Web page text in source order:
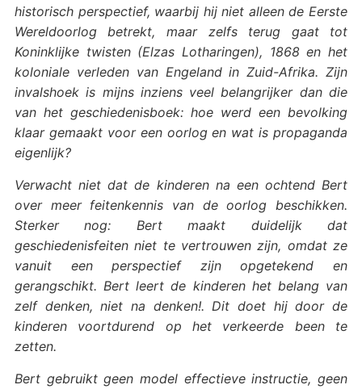
historisch perspectief, waarbij hij niet alleen de Eerste
Wereldoorlog betrekt, maar zelfs terug gaat tot
Koninklijke twisten (Elzas Lotharingen), 1868 en het
koloniale verleden van Engeland in Zuid-Afrika. Zijn
invalshoek is mijns inziens veel belangrijker dan die
van het geschiedenisboek: hoe werd een bevolking
klaar gemaakt voor een oorlog en wat is propaganda
eigenlijk?
Verwacht niet dat de kinderen na een ochtend Bert
over meer feitenkennis van de oorlog beschikken.
Sterker nog: Bert maakt duidelijk dat
geschiedenisfeiten niet te vertrouwen zijn, omdat ze
vanuit een perspectief zijn opgetekend en
gerangschikt. Bert leert de kinderen het belang van
zelf denken, niet na denken!. Dit doet hij door de
kinderen voortdurend op het verkeerde been te
zetten.
Bert gebruikt geen model effectieve instructie, geen